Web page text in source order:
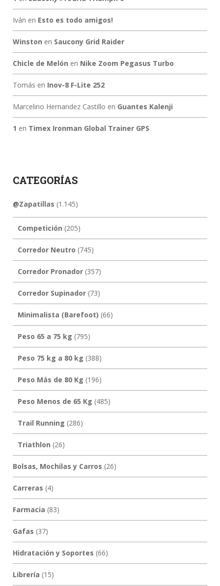
Iván en Esto es todo amigos!
Winston en Saucony Grid Raider
Chicle de Melón en Nike Zoom Pegasus Turbo
Tomás en Inov-8 F-Lite 252
Marcelino Hernandez Castillo en Guantes Kalenji
1 en Timex Ironman Global Trainer GPS
CATEGORÍAS
@Zapatillas (1.145)
Competición (205)
Corredor Neutro (745)
Corredor Pronador(357)
Corredor Supinador(73)
Minimalista (Barefoot) (66)
Peso 65 a 75 kg (795)
Peso 75 kg a 80 kg (388)
Peso Más de 80 Kg (196)
Peso Menos de 65 Kg (485)
Trail Running (286)
Triathlon (26)
Bolsas, Mochilas y Carros (26)
Carreras (4)
Farmacia (83)
Gafas (37)
Hidratación y Soportes (66)
Librería (15)